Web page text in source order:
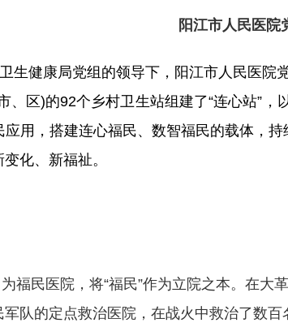
阳江市人民医院
生健康局党组的领导下，阳江市人民医院
、区)的92个乡村卫生站组建了“连心站”
用，搭建连心福民、数智福民的载体，
化、新福祉。
福民医院，将“福民”作为立院之本。在
队的定点救治医院，在战火中救治了数百